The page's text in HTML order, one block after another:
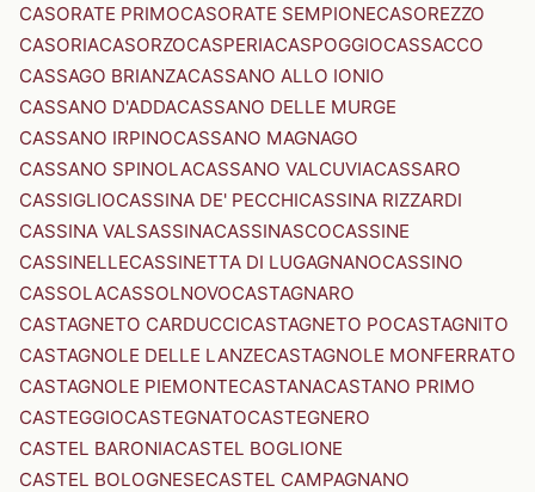
CASORATE PRIMOCASORATE SEMPIONECASOREZZO
CASORIACASORZOCASPERIACASPOGGIOCASSACCO
CASSAGO BRIANZACASSANO ALLO IONIO
CASSANO D'ADDACASSANO DELLE MURGE
CASSANO IRPINOCASSANO MAGNAGO
CASSANO SPINOLACASSANO VALCUVIACASSARO
CASSIGLIOCASSINA DE' PECCHICASSINA RIZZARDI
CASSINA VALSASSINACASSINASCOCASSINE
CASSINELLECASSINETTA DI LUGAGNANOCASSINO
CASSOLACASSOLNOVOCASTAGNARO
CASTAGNETO CARDUCCICASTAGNETO POCASTAGNITO
CASTAGNOLE DELLE LANZECASTAGNOLE MONFERRATO
CASTAGNOLE PIEMONTECASTANACASTANO PRIMO
CASTEGGIOCASTEGNATOCASTEGNERO
CASTEL BARONIACASTEL BOGLIONE
CASTEL BOLOGNESECASTEL CAMPAGNANO